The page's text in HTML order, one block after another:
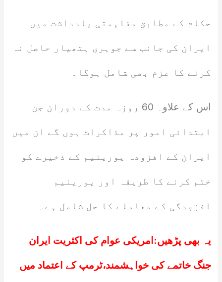
حکام کے مطابق مفاہمتی یادداشت میں
ایران کی جانب سے جوہری ہتھیار حاصل نہ
کرنے کا عزم بھی شامل ہوگا۔
اس کے علاوہ 60 روزہ مدت کے دوران جن
ابتدائی امور پر مذاکرات ہوں گے ان میں
ایران کے افزودہ یورینیم کے ذخیرے کو
ختم کرنے کا طریقہ اور یورینیم
افزودگی کے معاملے کا حل شامل ہے۔
یہ بھی پڑھیں: امریکی عوام کی اکثریت ایران
جنگ خاتمے کی خواہشمند،ٹرمپ کے اعتماد میں